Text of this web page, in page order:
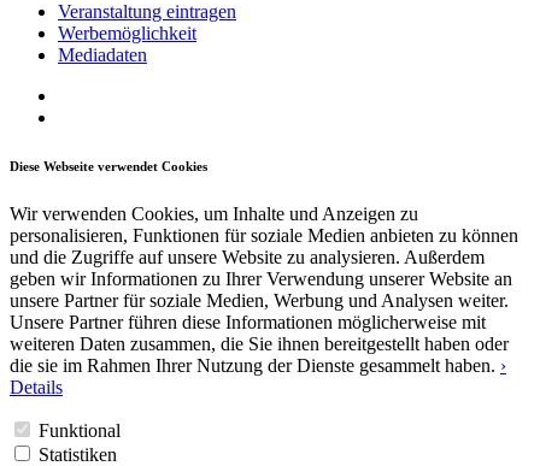
Veranstaltung eintragen
Werbemöglichkeit
Mediadaten
Diese Webseite verwendet Cookies
Wir verwenden Cookies, um Inhalte und Anzeigen zu
personalisieren, Funktionen für soziale Medien anbieten zu können
und die Zugriffe auf unsere Website zu analysieren. Außerdem
geben wir Informationen zu Ihrer Verwendung unserer Website an
unsere Partner für soziale Medien, Werbung und Analysen weiter.
Unsere Partner führen diese Informationen möglicherweise mit
weiteren Daten zusammen, die Sie ihnen bereitgestellt haben oder
die sie im Rahmen Ihrer Nutzung der Dienste gesammelt haben. ›
Details
Funktional
Statistiken